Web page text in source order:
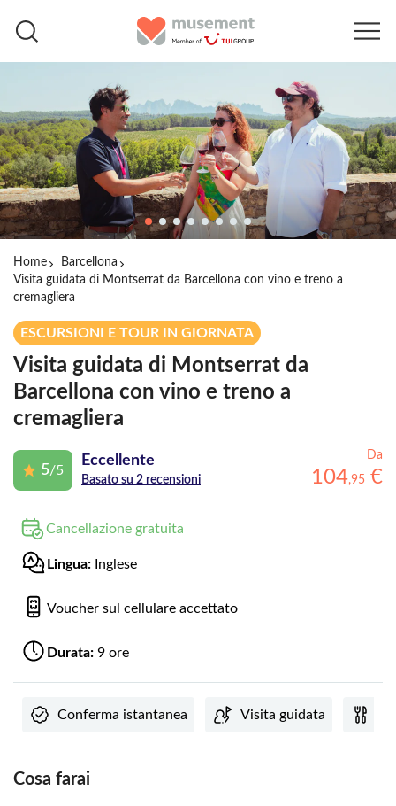
Home
Barcellona
Visita guidata di Montserrat da Barcellona con vino e treno a
cremagliera
ESCURSIONI E TOUR IN GIORNATA
Visita guidata di Montserrat da
Barcellona con vino e treno a
cremagliera
5/5
Eccellente
Basato su 2 recensioni
Da
104,95 €
Cancellazione gratuita
Lingua: Inglese
Voucher sul cellulare accettato
Durata: 9 ore
Conferma istantanea Visita guidata
Cosa farai